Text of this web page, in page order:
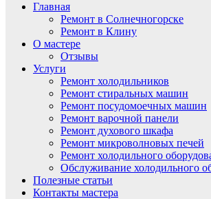
Главная
Ремонт в Солнечногорске
Ремонт в Клину
О мастере
Отзывы
Услуги
Ремонт холодильников
Ремонт стиральных машин
Ремонт посудомоечных машин
Ремонт варочной панели
Ремонт духового шкафа
Ремонт микроволновых печей
Ремонт холодильного
Обслуживание холодильного
Полезные статьи
Контакты мастера